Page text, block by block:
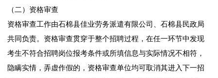
（二）资格审查
资格审查工作由石棉县佳业劳务派遣有限公司、石棉县民政局
共同负责。资格审查贯穿于整个招聘过程，在任一环节中发现
考生不符合招聘岗位报考条件或所填信息与实际情况不相符，
隐瞒实情，弄虚作假的，资格审查单位均可取消其进入下一招